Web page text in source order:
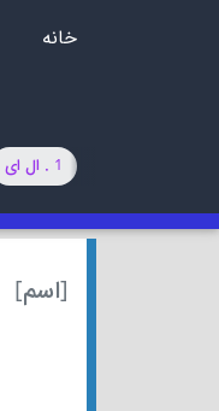
خانه
1 . ال ای
[اسم]